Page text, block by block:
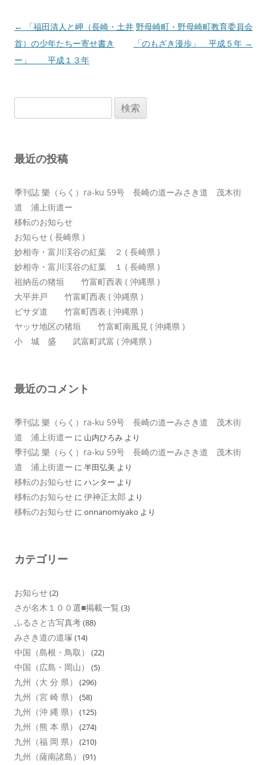
投
稿
ナ
ン
←
「福田清人と岬（長崎・土井
首）の少年たちー寄せ書き
ー」 平成１３年
野母崎町・野母崎町教育委員会
「のもざき漫歩」 平成５年 →
索:
最近の投稿
季刊誌 樂（らく）ra-ku 59号 長崎の道ーみさき道 茂木街
道 浦上街道ー
移転のお知らせ
お知らせ ( 長崎県 )
妙相寺・富川渓谷の紅葉 ２ ( 長崎県 )
妙相寺・富川渓谷の紅葉 １ ( 長崎県 )
祖納岳の猪垣 竹富町西表 ( 沖縄県 )
大平井戸 竹富町西表 ( 沖縄県 )
ピサダ道 竹富町西表 ( 沖縄県 )
ヤッサ地区の猪垣 竹富町南風見 ( 沖縄県 )
小 城 盛 武富町武富 ( 沖縄県 )
最近のコメント
季刊誌 樂（らく）ra-ku 59号 長崎の道ーみさき道 茂木街
道 浦上街道ー に 山内ひろみ より
季刊誌 樂（らく）ra-ku 59号 長崎の道ーみさき道 茂木街
道 浦上街道ー に 半田弘美 より
移転のお知らせ に ハンター より
移転のお知らせ に 伊神正太郎 より
移転のお知らせ に onnanomiyako より
カテゴリー
お知らせ(2)
さが名木１００選■掲載一覧 (3)
ふるさと古写真考(88)
みさき道の道塚 (14)
中国（島根・鳥取） (22)
中国（広島・岡山） (5)
九州（大 分 県） (296)
九州（宮 崎 県） (58)
九州（沖 縄 県） (125)
九州（熊 本 県） (274)
九州（福 岡 県） (210)
九州（薩南諸島） (91)